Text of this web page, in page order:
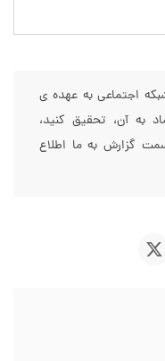
اجتماعی به عهده ی
به آن، تحقیق کنید،
گزارش به ما اطلاع